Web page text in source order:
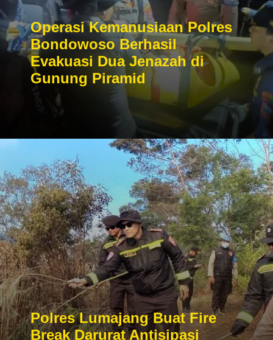
Operasi Kemanusiaan Polres
Bondowoso Berhasil
Evakuasi Dua Jenazah di
Gunung Piramid
Polres Lumajang Buat Fire
Break Darurat Antisipasi